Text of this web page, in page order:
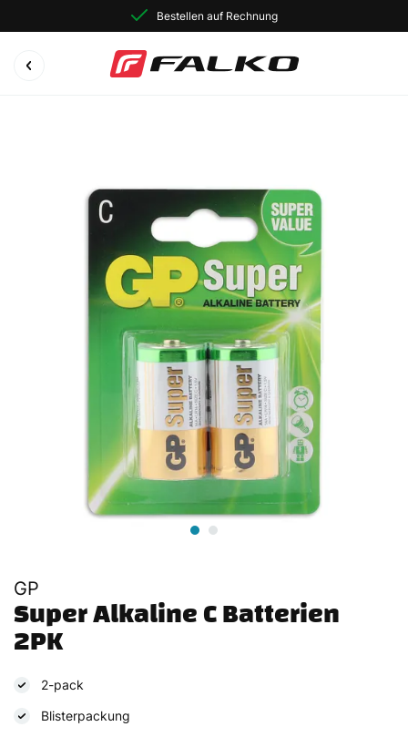
Bestellen auf Rechnung
GP
Super Alkaline C Batterien
2PK
2-pack
Blisterpackung